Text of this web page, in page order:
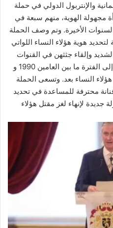
والإنتربول الدولي في حملة
للتعرف على هوية 22 امرأة مجهولة الهوية، منهم سبعة في
الأخيرة. وتم وصف الحملة
هوية هؤلاء النساء اللواتي
وإلقاء جثثهن في القنوات
المائية والآبار. ويعود تاريخ الجثث إلى الفترة ما بين العامين 1990 و
هؤلاء النساء بعد. وتسعى الحملة
محترفة للمساعدة في تحديد
جديدة لإنهاء لغز مقتل هؤلاء